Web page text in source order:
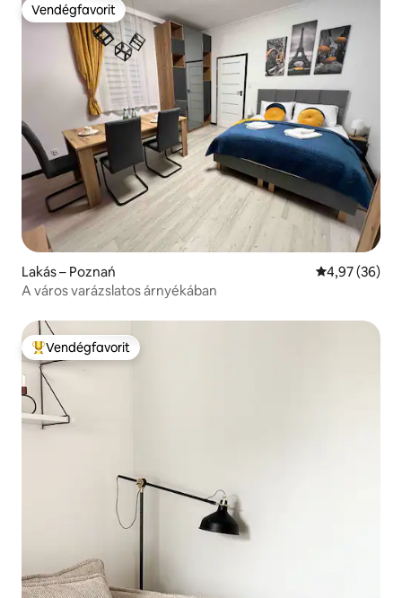
Vendégfavorit
Vendégfavorit
Lakás – Poznań Átlagos
4,97 (36)
A város varázslatos árnyékában
Kiemelt vendégfavorit
Vendégfavorit